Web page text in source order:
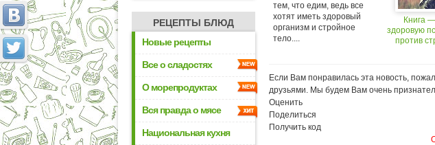
РЕЦЕПТЫ БЛЮД
Новые рецепты
Все о сладостях
О морепродуктах
Вся правда о мясе
Национальная кухня
тем, что едим, ведь все
хотят иметь здоровый
организм и стройное
тело....
Книга
здоровую
против
Если Вам понравилась эта новость,
друзьями. Мы будем Вам очень
Оценить
Поделиться
Получить код